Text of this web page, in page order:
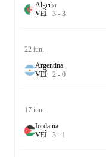
Algeria
VEÎ 3 - 3
22 iun.
Argentina
VEÎ 2 - 0
17 iun.
Iordania
VEÎ 3 - 1